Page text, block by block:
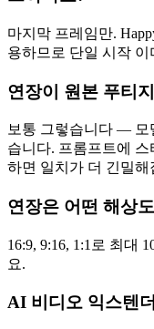
마지막 프레임만.
용하므로 단일 시작
연장이 원본 푸티
보통 그렇습니다 — 모
습니다. 프롬프트에
하면 일치가 더 긴밀해
연장은 어떤 해상
16:9, 9:16, 1:1로 최대
요.
AI 비디오 익스텐